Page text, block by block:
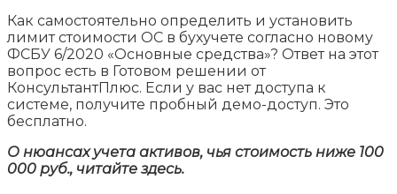
Как самостоятельно определить и установить
лимит стоимости ОС в бухучете согласно новому
ФСБУ 6/2020 «Основные средства»? Ответ на этот
вопрос есть в Готовом решении от
КонсультантПлюс. Если у вас нет доступа к
системе, получите пробный демо-доступ. Это
бесплатно.
О нюансах учета активов, чья стоимость ниже 100
000 руб., читайте здесь.